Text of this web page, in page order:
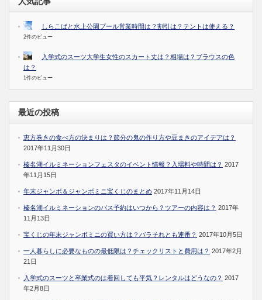
しらこばと水上公園プール営業時間は？割引は？テントは使える？
2件のビュー
入学式のスーツ大学生女性のスカート丈は？相場は？ブラウスの色
は？
1件のビュー
最近の投稿
恵方巻きの食べ方の決まりは？節分の鬼の作り方や豆まきのアイデアは？
2017年11月30日
榛名湖イルミネーションフェスタのイベント情報？入場料や時間は？ 2017
年11月15日
年末ジャンボ＆ジャンボミニ宝くじのまとめ 2017年11月14日
榛名湖イルミネーションのバス予約はいつから？ツアーの内容は？ 2017年
11月13日
宝くじの年末ジャンボミニの買い方は？バラそれとも連番？ 2017年10月5日
一人暮らしに必要なものの最低限は？チェックリストと費用は？ 2017年2月
21日
入学式のスーツと卒業式のは着回しても平気？レンタルはどうなの？ 2017
年2月8日